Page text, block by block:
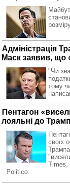
Адміністрація
Маск заявив, що
"Чи
тому
Пентагон
лояльні до
своїх
Times,
Politico.